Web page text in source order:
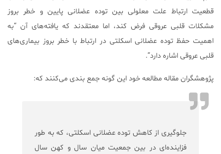
قطعیت ارتباط علت معلولی بین توده عضلانی پایین و خطر بروز
مشکلات قلبی عروقی فرض کند، اما معتقدند كه یافته‌های آن “به
اهمیت حفظ توده عضلانی اسكلتی در ارتباط با خطر بروز بیماری‌های
قلبی عروقی اشاره دارد”.
پژوهشگران مقاله مطالعه خود این گونه جمع بندی می‌کنند که:
جلوگیری از کاهش توده عضلانی اسکلتی، که به طور
فزاینده‌ای در بین جمعیت میان سال و کهن سال